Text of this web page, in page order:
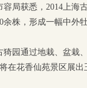
获悉，2014上海
株，形成一幅中外
通过地栽、盆栽、
在花香仙苑景区展